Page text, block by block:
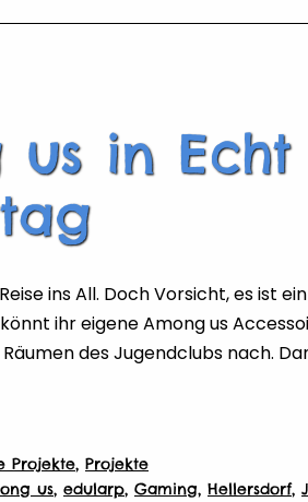
us in
ins All. Doch Vorsicht, es ist
ihr eigene Among us
des Jugendclubs nach.
Projekte, Projekte
us, edularp, Gaming, Hellersdorf,